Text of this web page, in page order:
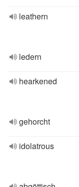
leathern
ledern
hearkened
gehorcht
idolatrous